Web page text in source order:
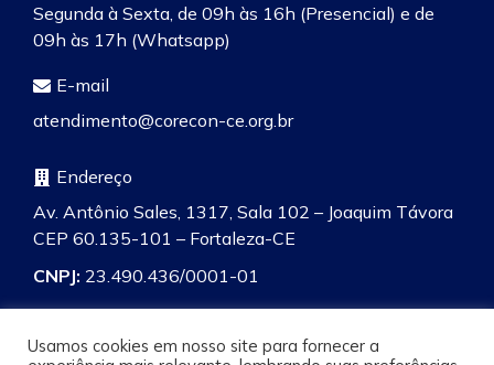
Segunda à Sexta, de 09h às 16h (Presencial) e de
09h às 17h (Whatsapp)
E-mail
atendimento@corecon-ce.org.br
Endereço
Av. Antônio Sales, 1317, Sala 102 – Joaquim Távora
CEP 60.135-101 – Fortaleza-CE
CNPJ: 23.490.436/0001-01
Usamos cookies em nosso site para fornecer a